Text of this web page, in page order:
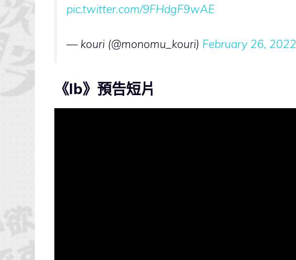
pic.twitter.com/9FHdgF9wAE
— kouri (@monomu_kouri) February 26, 2022
《Ib》預告短片